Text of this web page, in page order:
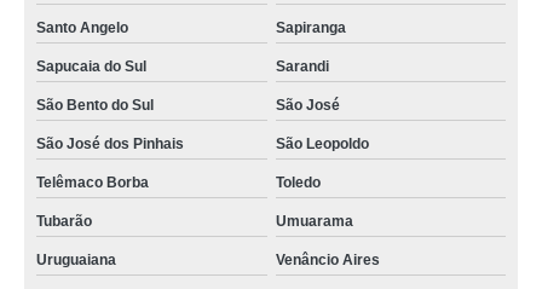
Santo Angelo Sapiranga
Sapucaia do Sul Sarandi
São Bento do Sul São José
São José dos Pinhais São Leopoldo
Telêmaco Borba Toledo
Tubarão Umuarama
Uruguaiana Venâncio Aires